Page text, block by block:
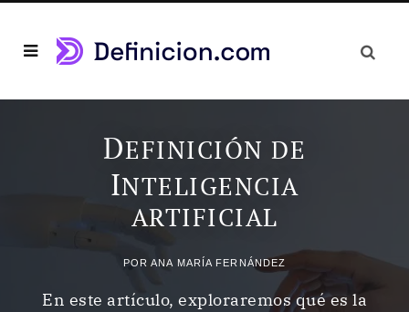
DEFINICIÓN DE
INTELIGENCIA
ARTIFICIAL
PORANA MARÍA FERNÁNDEZ
En este artículo, exploraremos qué es la